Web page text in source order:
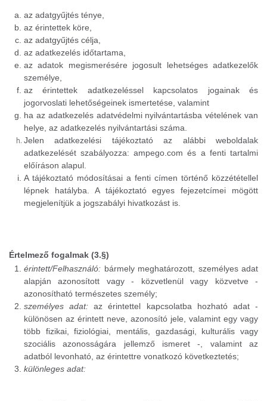
az adatgyűjtés ténye,
az érintettek köre,
az adatgyűjtés célja,
az adatkezelés időtartama,
az adatok megismerésére jogosult lehetséges adatkezelők
személye,
az érintettek adatkezeléssel kapcsolatos jogainak és
jogorvoslati lehetőségeinek ismertetése, valamint
ha az adatkezelés adatvédelmi nyilvántartásba vételének van
helye, az adatkezelés nyilvántartási száma.
Jelen adatkezelési tájékoztató az alábbi weboldalak
adatkezelését szabályozza: ampego.com és a fenti tartalmi
előíráson alapul.
A tájékoztató módosításai a fenti címen történő közzététellel
lépnek hatályba. A tájékoztató egyes fejezetcímei mögött
megjelenítjük a jogszabályi hivatkozást is.
Értelmező fogalmak (3.§)
érintett/Felhasználó: bármely meghatározott, személyes adat
alapján azonosított vagy - közvetlenül vagy közvetve -
azonosítható természetes személy;
személyes adat: az érintettel kapcsolatba hozható adat -
különösen az érintett neve, azonosító jele, valamint egy vagy
több fizikai, fiziológiai, mentális, gazdasági, kulturális vagy
szociális azonosságára jellemző ismeret -, valamint az
adatból levonható, az érintettre vonatkozó következtetés;
különleges adat: